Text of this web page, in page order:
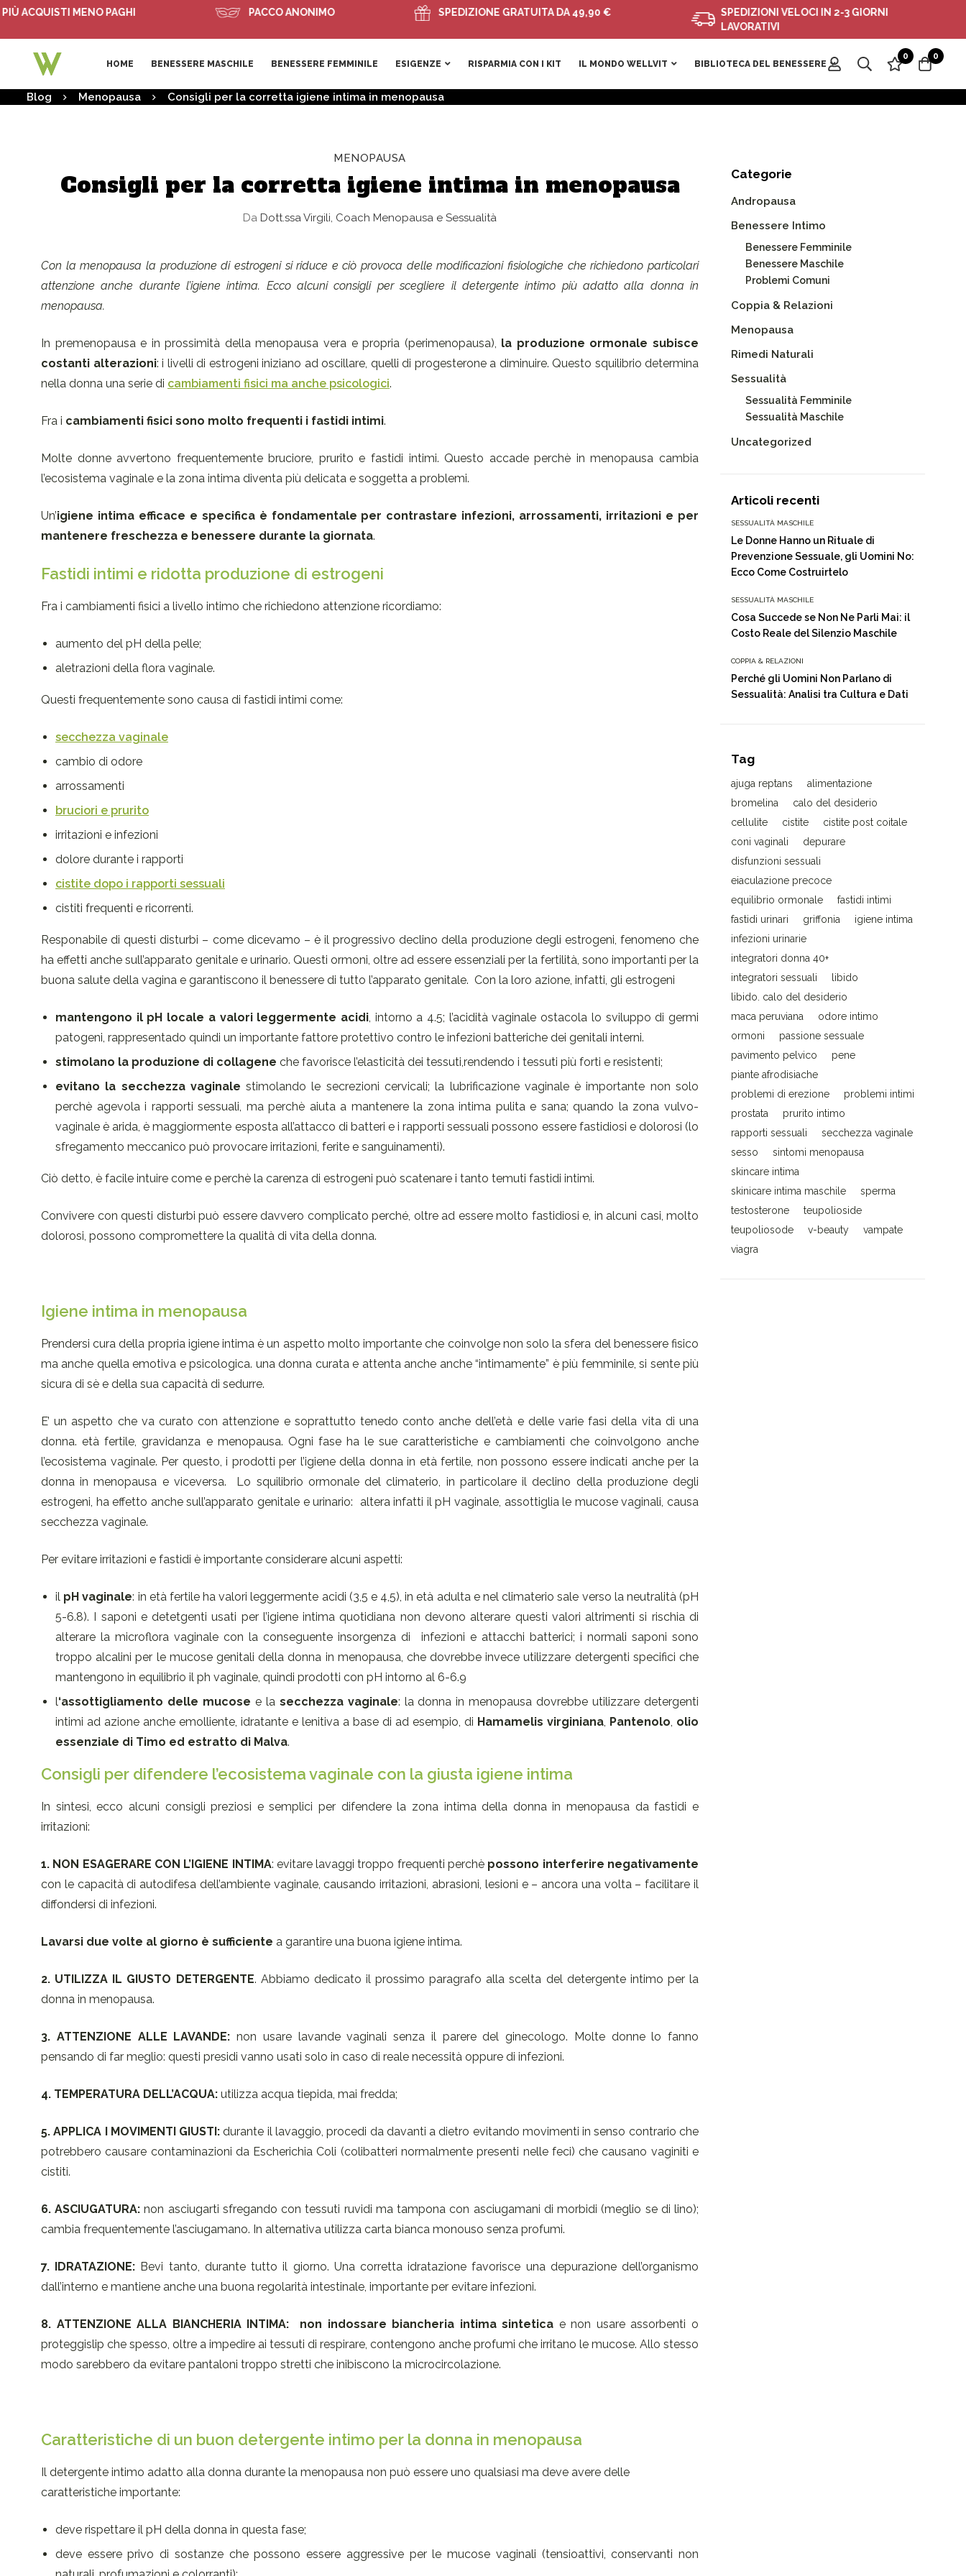
MENO PAGHI PACCO ANONIMO SPEDIZIONE GRATUITA DA 49,90 €
SPEDIZIONI VELOCI IN 2-3 GIORNI
LAVORATIVI
HOME BENESSERE MASCHILE BENESSERE FEMMINILE ESIGENZE RISPARMIA CON I KIT IL MONDO WELLVIT BIBLIOTECA DEL BENESSERE
0 0
Blog Menopausa Consigli per la corretta igiene intima in menopausa
MENOPAUSA
Consigli per la corretta igiene intima in menopausa
Da Dott.ssa Virgili, Coach Menopausa e Sessualità
Con la menopausa la produzione di estrogeni si riduce e ciò provoca delle modificazioni fisiologiche che richiedono particolari
attenzione anche durante l’igiene intima. Ecco alcuni consigli per scegliere il detergente intimo più adatto alla donna in
menopausa.
In premenopausa e in prossimità della menopausa vera e propria (perimenopausa), la produzione ormonale subisce
costanti alterazioni: i livelli di estrogeni iniziano ad oscillare, quelli di progesterone a diminuire. Questo squilibrio determina
nella donna una serie di cambiamenti fisici ma anche psicologici.
Fra i cambiamenti fisici sono molto frequenti i fastidi intimi.
Molte donne avvertono frequentemente bruciore, prurito e fastidi intimi. Questo accade perchè in menopausa cambia
l’ecosistema vaginale e la zona intima diventa più delicata e soggetta a problemi.
Un’igiene intima efficace e specifica è fondamentale per contrastare infezioni, arrossamenti, irritazioni e per
mantenere freschezza e benessere durante la giornata.
Fastidi intimi e ridotta produzione di estrogeni
Fra i cambiamenti fisici a livello intimo che richiedono attenzione ricordiamo:
aumento del pH della pelle;
aletrazioni della flora vaginale.
Questi frequentemente sono causa di fastidi intimi come:
secchezza vaginale
cambio di odore
arrossamenti
bruciori e prurito
irritazioni e infezioni
dolore durante i rapporti
cistite dopo i rapporti sessuali
cistiti frequenti e ricorrenti.
Responabile di questi disturbi – come dicevamo – è il progressivo declino della produzione degli estrogeni, fenomeno che
ha effetti anche sull’apparato genitale e urinario. Questi ormoni, oltre ad essere essenziali per la fertilità, sono importanti per la
buona salute della vagina e garantiscono il benessere di tutto l’apparato genitale. Con la loro azione, infatti, gli estrogeni
mantengono il pH locale a valori leggermente acidi, intorno a 4.5; l’acidità vaginale ostacola lo sviluppo di germi
patogeni, rappresentado quindi un importante fattore protettivo contro le infezioni batteriche dei genitali interni.
stimolano la produzione di collagene che favorisce l’elasticità dei tessuti,rendendo i tessuti più forti e resistenti;
evitano la secchezza vaginale stimolando le secrezioni cervicali; la lubrificazione vaginale è importante non solo
perchè agevola i rapporti sessuali, ma perchè aiuta a mantenere la zona intima pulita e sana; quando la zona vulvo-
vaginale è arida, è maggiormente esposta all’attacco di batteri e i rapporti sessuali possono essere fastidiosi e dolorosi (lo
sfregamento meccanico può provocare irritazioni, ferite e sanguinamenti).
Ciò detto, è facile intuire come e perchè la carenza di estrogeni può scatenare i tanto temuti fastidi intimi.
Convivere con questi disturbi può essere davvero complicato perché, oltre ad essere molto fastidiosi e, in alcuni casi, molto
dolorosi, possono compromettere la qualità di vita della donna.
Igiene intima in menopausa
Prendersi cura della propria igiene intima è un aspetto molto importante che coinvolge non solo la sfera del benessere fisico
ma anche quella emotiva e psicologica. una donna curata e attenta anche anche “intimamente” è più femminile, si sente più
sicura di sè e della sua capacità di sedurre.
E’ un aspetto che va curato con attenzione e soprattutto tenedo conto anche dell’età e delle varie fasi della vita di una
donna. età fertile, gravidanza e menopausa. Ogni fase ha le sue caratteristiche e cambiamenti che coinvolgono anche
l’ecosistema vaginale. Per questo, i prodotti per l’igiene della donna in età fertile, non possono essere indicati anche per la
donna in menopausa e viceversa. Lo squilibrio ormonale del climaterio, in particolare il declino della produzione degli
estrogeni, ha effetto anche sull’apparato genitale e urinario: altera infatti il pH vaginale, assottiglia le mucose vaginali, causa
secchezza vaginale.
Per evitare irritazioni e fastidi è importante considerare alcuni aspetti:
il pH vaginale: in età fertile ha valori leggermente acidi (3,5 e 4,5), in età adulta e nel climaterio sale verso la neutralità (pH
5-6.8). I saponi e detetgenti usati per l’igiene intima quotidiana non devono alterare questi valori altrimenti si rischia di
alterare la microflora vaginale con la conseguente insorgenza di infezioni e attacchi batterici; i normali saponi sono
troppo alcalini per le mucose genitali della donna in menopausa, che dovrebbe invece utilizzare detergenti specifici che
mantengono in equilibrio il ph vaginale, quindi prodotti con pH intorno al 6-6.9
l‘assottigliamento delle mucose e la secchezza vaginale: la donna in menopausa dovrebbe utilizzare detergenti
intimi ad azione anche emolliente, idratante e lenitiva a base di ad esempio, di Hamamelis virginiana, Pantenolo, olio
essenziale di Timo ed estratto di Malva.
Consigli per difendere l’ecosistema vaginale con la giusta igiene intima
In sintesi, ecco alcuni consigli preziosi e semplici per difendere la zona intima della donna in menopausa da fastidi e
irritazioni:
1. NON ESAGERARE CON L’IGIENE INTIMA: evitare lavaggi troppo frequenti perchè possono interferire negativamente
con le capacità di autodifesa dell’ambiente vaginale, causando irritazioni, abrasioni, lesioni e – ancora una volta – facilitare il
diffondersi di infezioni.
Lavarsi due volte al giorno è sufficiente a garantire una buona igiene intima.
2. UTILIZZA IL GIUSTO DETERGENTE. Abbiamo dedicato il prossimo paragrafo alla scelta del detergente intimo per la
donna in menopausa.
3. ATTENZIONE ALLE LAVANDE: non usare lavande vaginali senza il parere del ginecologo. Molte donne lo fanno
pensando di far meglio: questi presidi vanno usati solo in caso di reale necessità oppure di infezioni.
4. TEMPERATURA DELL’ACQUA: utilizza acqua tiepida, mai fredda;
5. APPLICA I MOVIMENTI GIUSTI: durante il lavaggio, procedi da davanti a dietro evitando movimenti in senso contrario che
potrebbero causare contaminazioni da Escherichia Coli (colibatteri normalmente presenti nelle feci) che causano vaginiti e
cistiti.
6. ASCIUGATURA: non asciugarti sfregando con tessuti ruvidi ma tampona con asciugamani di morbidi (meglio se di lino);
cambia frequentemente l’asciugamano. In alternativa utilizza carta bianca monouso senza profumi.
7. IDRATAZIONE: Bevi tanto, durante tutto il giorno. Una corretta idratazione favorisce una depurazione dell’organismo
dall’interno e mantiene anche una buona regolarità intestinale, importante per evitare infezioni.
8. ATTENZIONE ALLA BIANCHERIA INTIMA: non indossare biancheria intima sintetica e non usare assorbenti o
proteggislip che spesso, oltre a impedire ai tessuti di respirare, contengono anche profumi che irritano le mucose. Allo stesso
modo sarebbero da evitare pantaloni troppo stretti che inibiscono la microcircolazione.
Caratteristiche di un buon detergente intimo per la donna in menopausa
Il detergente intimo adatto alla donna durante la menopausa non può essere uno qualsiasi ma deve avere delle
caratteristiche importante:
deve rispettare il pH della donna in questa fase;
deve essere privo di sostanze che possono essere aggressive per le mucose vaginali (tensioattivi, conservanti non
Categorie
Andropausa
Benessere Intimo
Benessere Femminile
Benessere Maschile
Problemi Comuni
Coppia & Relazioni
Menopausa
Rimedi Naturali
Sessualità
Sessualità Femminile
Sessualità Maschile
Uncategorized
Articoli recenti
SESSUALITÀ MASCHILE
Le Donne Hanno un Rituale di
Prevenzione Sessuale, gli Uomini No:
Ecco Come Costruirtelo
SESSUALITÀ MASCHILE
Cosa Succede se Non Ne Parli Mai: il
Costo Reale del Silenzio Maschile
COPPIA & RELAZIONI
Perché gli Uomini Non Parlano di
Sessualità: Analisi tra Cultura e Dati
Tag
ajuga reptans
alimentazione
bromelina
calo del desiderio
cellulite
cistite
cistite post coitale
coni vaginali
depurare
disfunzioni sessuali
eiaculazione precoce
equilibrio ormonale
fastidi intimi
fastidi urinari
griffonia
igiene intima
infezioni urinarie
integratori donna 40+
integratori sessuali
libido
libido. calo del desiderio
maca peruviana
odore intimo
ormoni
passione sessuale
pavimento pelvico
pene
piante afrodisiache
problemi di erezione
problemi intimi
prostata
prurito intimo
rapporti sessuali
secchezza vaginale
sesso
sintomi menopausa
skincare intima
skinicare intima maschile
sperma
testosterone
teupolioside
teupoliosode
v-beauty
vampate
viagra